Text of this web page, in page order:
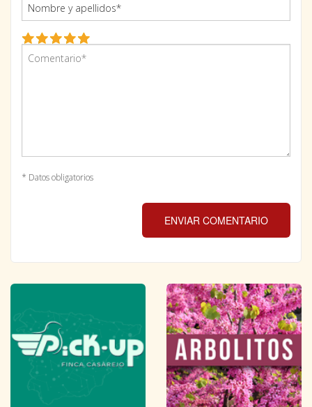
* Datos obligatorios
ENVIAR COMENTARIO